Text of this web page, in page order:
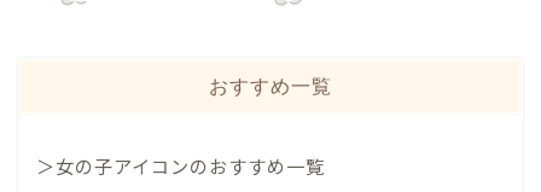
おすすめ一覧
＞女の子アイコンのおすすめ一覧